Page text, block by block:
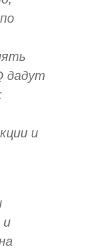
дадут
и
и